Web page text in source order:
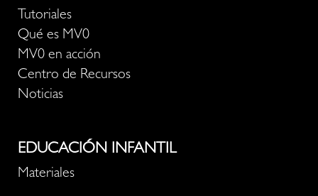
Tutoriales
Qué es MV0
MV0 en acción
Centro de Recursos
Noticias
EDUCACIÓN INFANTIL
Materiales